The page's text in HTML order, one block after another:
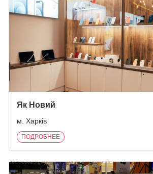
Як Новий
м. Харків
ПОДРОБНЕЕ